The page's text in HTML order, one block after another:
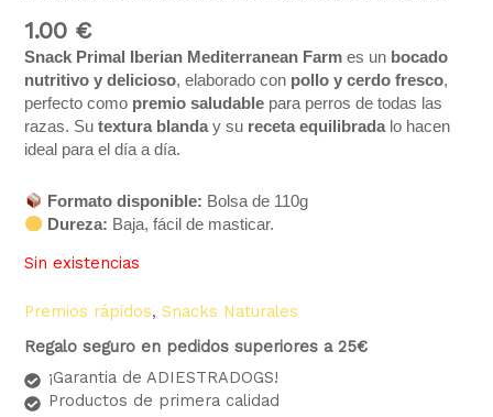
1.00 €
Snack Primal Iberian Mediterranean Farm es un bocado
nutritivo y delicioso, elaborado con pollo y cerdo fresco,
perfecto como premio saludable para perros de todas las
razas. Sutextura blanday su receta equilibradalo hacen
ideal para el día a día.
Formato disponible: Bolsa de 110g
Dureza: Baja, fácil de masticar.
Sin existencias
Premios rápidos,Snacks Naturales
Regalo seguro en pedidos superiores a 25€
¡Garantia de ADIESTRADOGS!
Productos de primera calidad